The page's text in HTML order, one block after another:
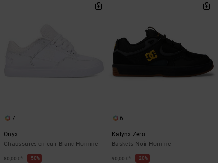
7
Onyx
Chaussures en cuir Blanc Homme
80,00 €* 50%
6
Kalynx Zero
Baskets Noir Homme
90,00 €* 20%